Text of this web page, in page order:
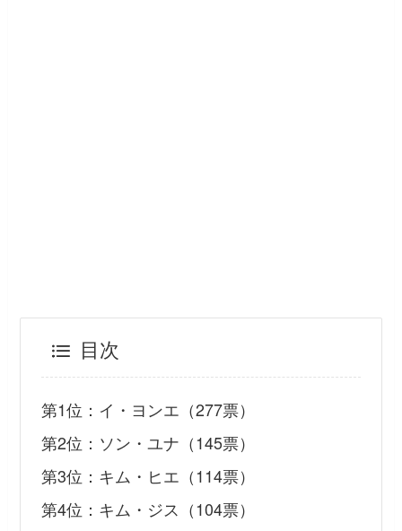
目次
第1位：イ・ヨンエ（277票）
第2位：ソン・ユナ（145票）
第3位：キム・ヒエ（114票）
第4位：キム・ジス（104票）